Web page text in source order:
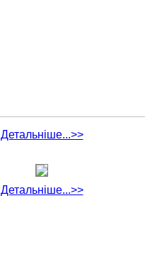
Детальніше...>>
Детальніше...>>